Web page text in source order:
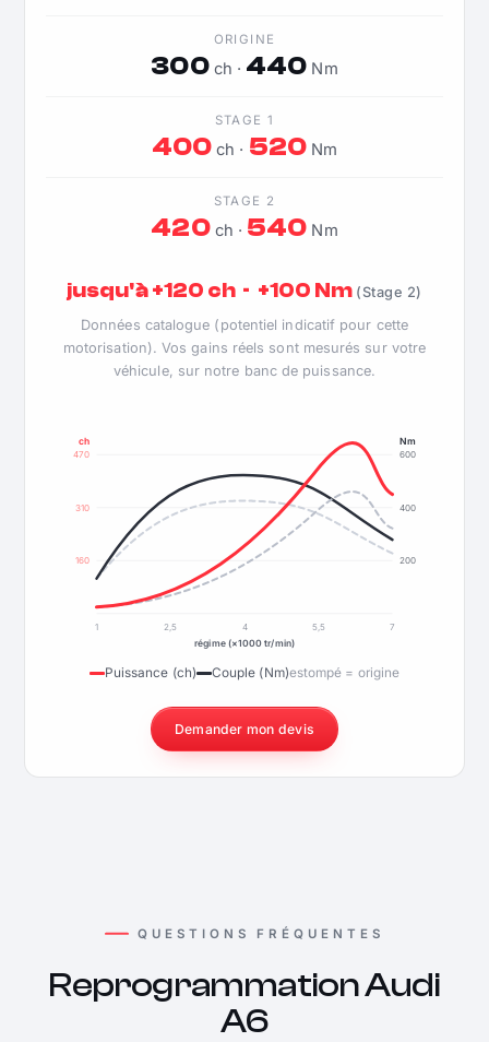
ORIGINE
300ch · 440 Nm
STAGE 1
400 ch · 520Nm
STAGE 2
420ch · 540 Nm
jusqu'à +120 ch · +100 Nm (Stage 2)
Données catalogue (potentiel indicatif pour cette
motorisation). Vos gains réels sont mesurés sur votre
véhicule, sur notre banc de puissance.
160
310
470
200
400
600
ch Nm
1 2,5 4 5,5
7
régime (×1000 tr/min)
Puissance (ch) Couple (Nm)estompé = origine
Demander mon devis
QUESTIONS FRÉQUENTES
Reprogrammation Audi
A6